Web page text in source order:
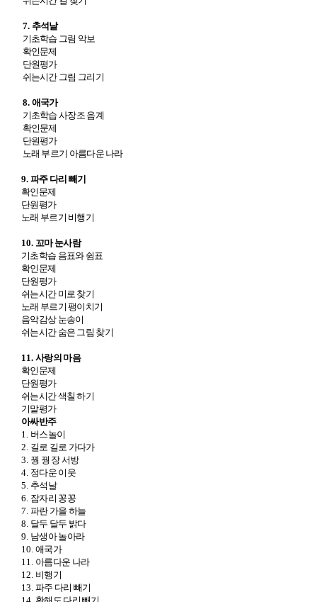
7. 추석날
기초학습 그림 악보
확인문제
단원평가
쉬는시간 그림 그리기
8. 애국가
기초학습 사장조 음계
확인문제
단원평가
노래 부르기 아름다운 나라
9. 파주 다리 빼기
확인문제
단원평가
노래 부르기 비행기
10. 꼬마 눈사람
기초학습 음표와 쉼표
확인문제
단원평가
쉬는시간 미로 찾기
노래 부르기 팽이치기
음악감상 눈송이
쉬는시간 숨은 그림 찾기
11. 사랑의 마음
확인문제
단원평가
쉬는시간 색칠 하기
기말평가
아싸반주
1. 버스놀이
2. 길로 길로 가다가
3. 꿩 꿩 장 서방
4. 정다운 이웃
5. 추석날
6. 잠자리 꽁꽁
7. 파란 가을 하늘
8. 달두 달두 밝다
9. 남생아 놀아라
10. 애국가
11. 아름다운 나라
12. 비행기
13. 파주 다리 빼기